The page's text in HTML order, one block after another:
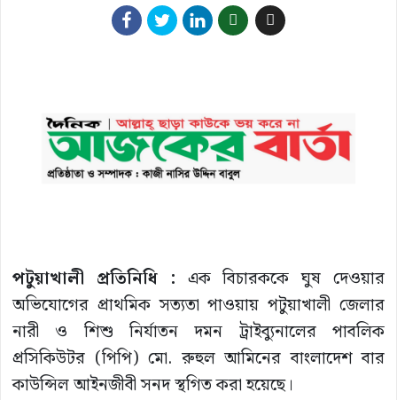
পটুয়াখালী প্রতিনিধি : এক বিচারককে ঘুষ দেওয়ার
অভিযোগের প্রাথমিক সত্যতা পাওয়ায় পটুয়াখালী জেলার
নারী ও শিশু নির্যাতন দমন ট্রাইব্যুনালের পাবলিক
প্রসিকিউটর (পিপি) মো. রুহুল আমিনের বাংলাদেশ বার
কাউন্সিল আইনজীবী সনদ স্থগিত করা হয়েছে।